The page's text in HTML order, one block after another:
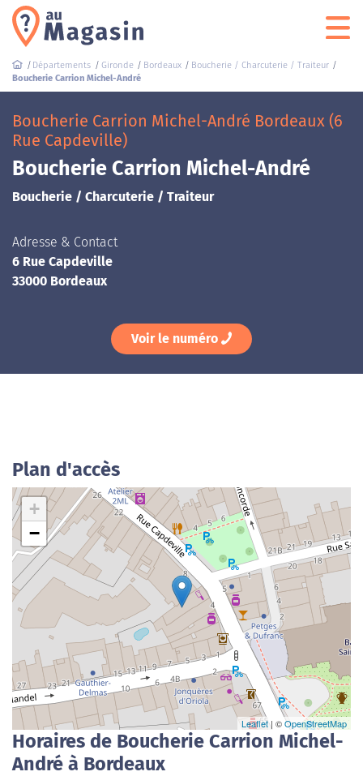
Départements Gironde Bordeaux
Boucherie / Charcuterie / Traiteur
Boucherie Carrion Michel-André
Boucherie Carrion Michel-André Bordeaux (6
Rue Capdeville)
Boucherie Carrion Michel-André
Boucherie / Charcuterie / Traiteur
Adresse & Contact
6 Rue Capdeville
33000 Bordeaux
Voir le numéro
Plan d'accès
+
−
Leaflet| ©OpenStreetMap
Horaires de Boucherie Carrion Michel-
André à Bordeaux